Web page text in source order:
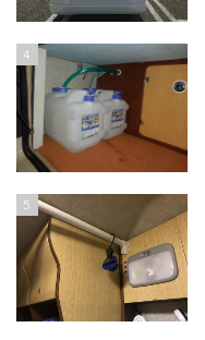
4
5